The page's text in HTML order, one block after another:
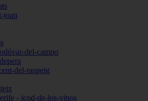
joan
del-campo
del-raspeig
- icod-de-los-vinos